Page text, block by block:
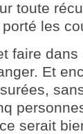
toute
les
faire
Et
serait